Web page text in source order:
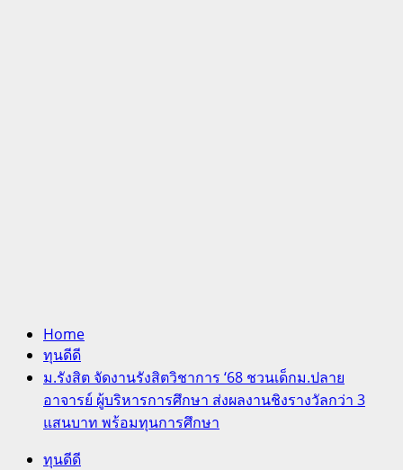
Home
ทุนดีดี
ม.รังสิต จัดงานรังสิตวิชาการ ‘68 ชวนเด็กม.ปลาย
อาจารย์ ผู้บริหารการศึกษา ส่งผลงานชิงรางวัลกว่า 3
แสนบาท พร้อมทุนการศึกษา
ทุนดีดี